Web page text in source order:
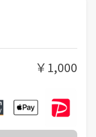
￥1,000